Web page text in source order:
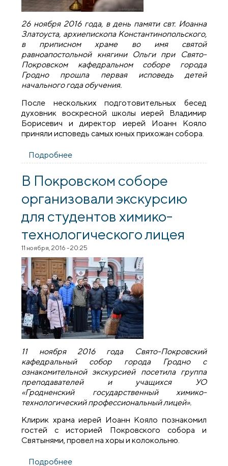
26 ноября 2016 года, в день памяти свт. Иоанна
Златоуста, архиепископа Константинопольского,
в приписном храме во имя святой
равноапостольной княгини Ольги при Свято-
Покровском кафедральном соборе города
Гродно прошла первая исповедь детей
начального года обучения.
После нескольких подготовительных бесед
духовник воскресной школы иерей Владимир
Борисевич и директор иерей Иоанн Кояло
приняли исповедь самых юных прихожан собора.
Подробнее
воскресной школы Покровского собора
В Покровском соборе
организовали экскурсию
для студентов химико-
технологического лицея
11 ноября, 2016 - 20:25
11 ноября 2016 года Свято-Покровский
кафедральный собор города Гродно с
ознакомительной экскурсией посетила группа
преподавателей и учащихся УО
«Гродненский государственный химико-
технологический профессиональный лицей».
Клирик храма иерей Иоанн Кояло познакомил
гостей с историей Покровского собора и
Святынями, провел на хоры и колокольню.
Подробнее